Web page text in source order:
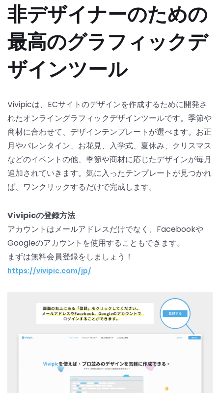
非デザイナーのための
最高のグラフィックデ
ザインツール
Vivipicは、ECサイトのデザインを作成するために開発さ
れたオンライングラフィックデザインツールです。季節や
商材に合わせて、デザインテンプレートが選べます。お正
月やバレンタイン、お花見、入学式、夏休み、クリスマス
などのイベントの他、季節や商材に応じたデザインが毎月
追加されていきます。気に入ったテンプレートが見つかれ
ば、ワンクリックするだけで完成します。
Vivipicの登録方法
アカウントはメールアドレスだけでなく、Facebookや
Googleのアカウントを使用することもできます。
まずは無料会員登録をしましょう！
https://vivipic.com/jp/